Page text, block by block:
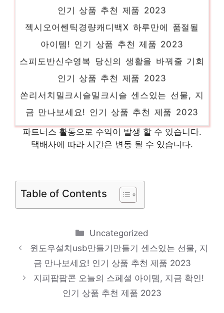
인 아이템 인기 상품 추천 제품 2023
밀크하우스침대가드 당신의 생활을 바꿔줄 기
회 인기 상품 추천 제품 2023
파트너스 활동으로 수익이 발생 할 수 있습니다.
택배사에 따라 시간은 변동 될 수 있습니다.
Table of Contents
Categories
Uncategorized
윈도우설치usb만들기만들기 센스있는 선물, 지
금 만나보세요! 인기 상품 추천 제품 2023
지피팝팝콘 오늘의 스페셜 아이템, 지금 확인!
인기 상품 추천 제품 2023